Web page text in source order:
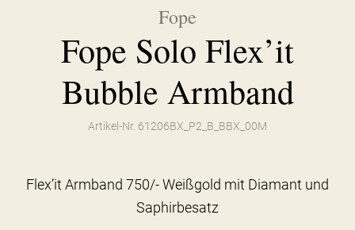
Fope
Fope Solo Flex’it
Bubble Armband
Artikel-Nr. 61206BX_P2_B_BBX_00M
Flex’it Armband 750/- Weißgold mit Diamant und
Saphirbesatz